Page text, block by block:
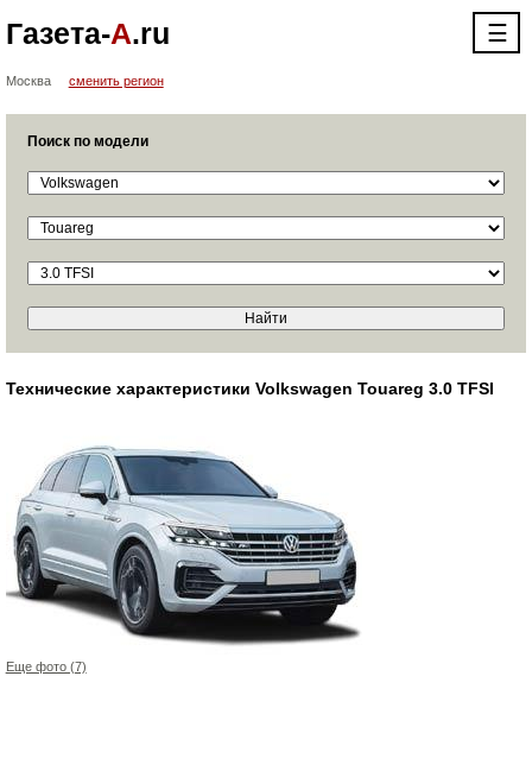
Газета-А.ru ☰
Москва сменить регион
Поиск по модели
Технические характеристики Volkswagen Touareg 3.0 TFSI
Еще фото (7)